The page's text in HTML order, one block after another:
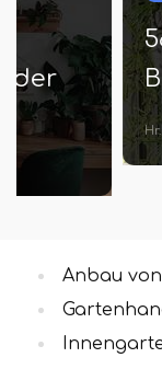
56 Arten
Bildern
Hr. Eren Schedler
Anbau